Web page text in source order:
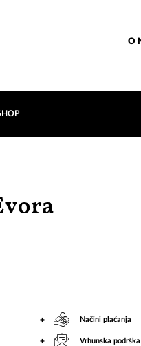
O
+ Načini plaćanja
+ Vrhunska podrška